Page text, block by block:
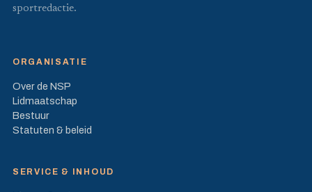
sportredactie.
ORGANISATIE
Over de NSP
Lidmaatschap
Bestuur
Statuten & beleid
SERVICE & INHOUD